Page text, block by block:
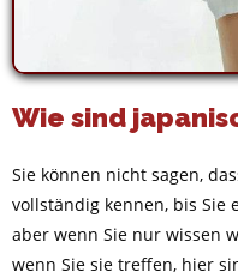
Wie sind
Sie können nicht sagen,
vollständig kennen, bis Sie
aber wenn Sie nur wissen
wenn Sie sie treffen, hier